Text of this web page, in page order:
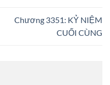
Chương 3351: KỶ NIỆM
CUỐI CÙNG